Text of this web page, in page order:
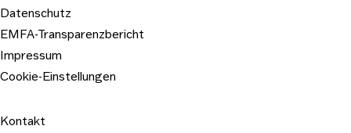
Datenschutz
EMFA-Transparenzbericht
Impressum
Cookie-Einstellungen
Kontakt